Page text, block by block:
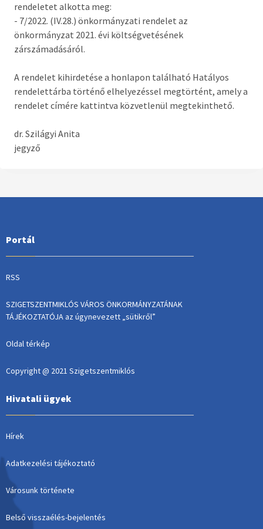
Országgyűlési képviselő
Képviselő-testület tagok és munkatervek
anyagai
Hatályos rendelettár >
vagyonnyilatkozatok
rendeletet alkotta meg:
- 7/2022. (IV.28.) önkormányzati rendelet az
önkormányzat 2021. évi költségvetésének
zárszámadásáról.
A rendelet kihirdetése a honlapon található Hatályos
rendelettárba történő elhelyezéssel megtörtént, amely a
rendelet címére kattintva közvetlenül megtekinthető.
dr. Szilágyi Anita
jegyző
Portál
RSS
SZIGETSZENTMIKLÓS VÁROS ÖNKORMÁNYZATÁNAK
TÁJÉKOZTATÓJA az úgynevezett „sütikről”
Oldal térkép
Copyright @ 2021 Szigetszentmiklós
Hivatali ügyek
Hírek
Adatkezelési tájékoztató
Városunk története
Belső visszaélés-bejelentés